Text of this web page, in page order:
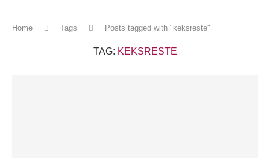
Home Tags Posts tagged with "keksreste"
TAG: KEKSRESTE